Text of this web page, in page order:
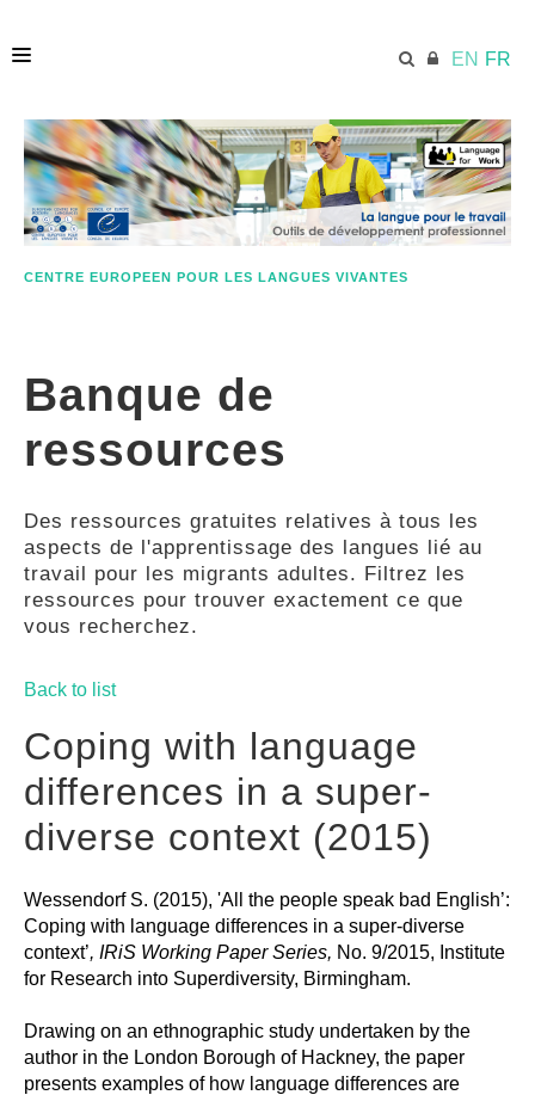
EN FR
ACCUEIL
ECML.AT
COMPÉTENCES
GUIDES
COMMUNAUTÉ
CENTRE EUROPEEN POUR LES LANGUES VIVANTES
Banque de
ressources
Des ressources gratuites relatives à tous les
aspects de l'apprentissage des langues lié au
travail pour les migrants adultes. Filtrez les
ressources pour trouver exactement ce que
vous recherchez.
Back to list
Coping with language
differences in a super-
diverse context (2015)
Wessendorf S. (2015), 'All the people speak bad English’:
Coping with language differences in a super-diverse
context’, IRiS Working Paper Series, No. 9/2015, Institute
for Research into Superdiversity, Birmingham.
Drawing on an ethnographic study undertaken by the
author in the London Borough of Hackney, the paper
presents examples of how language differences are